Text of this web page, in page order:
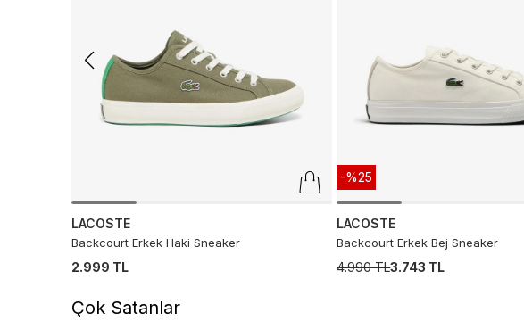
LACOSTE
Backcourt Erkek Haki Sneaker
2.999 TL
-%25
LACOSTE
Backcourt Erkek Bej Sneaker
4.990 TL3.743 TL
Çok Satanlar